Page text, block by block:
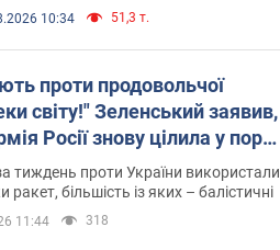
10:34 51,3 т.
проти продовольчої
світу!" Зеленський заявив,
Росії знову цілила у порт
тиждень проти України використали
ракет, більшість із яких – балістичні
11:44 318